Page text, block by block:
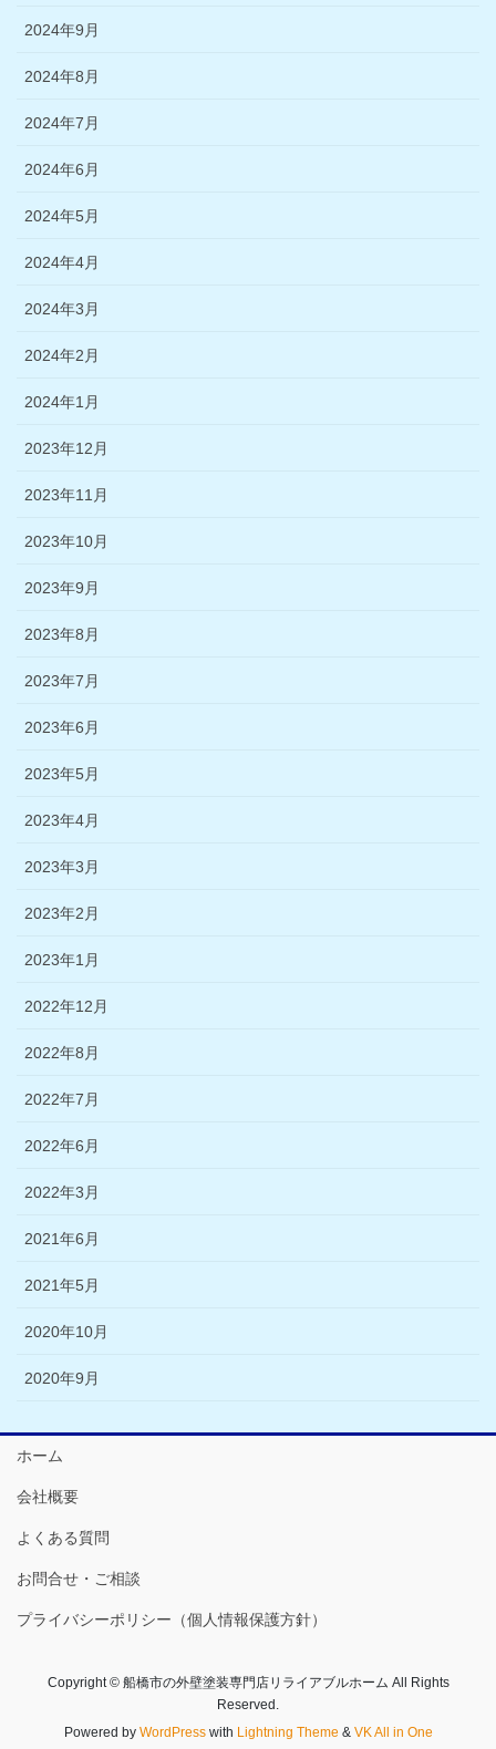
2024年9月
2024年8月
2024年7月
2024年6月
2024年5月
2024年4月
2024年3月
2024年2月
2024年1月
2023年12月
2023年11月
2023年10月
2023年9月
2023年8月
2023年7月
2023年6月
2023年5月
2023年4月
2023年3月
2023年2月
2023年1月
2022年12月
2022年8月
2022年7月
2022年6月
2022年3月
2021年6月
2021年5月
2020年10月
2020年9月
ホーム
会社概要
よくある質問
お問合せ・ご相談
プライバシーポリシー（個人情報保護方針）
Copyright © 船橋市の外壁塗装専門店リライアブルホーム All Rights
Reserved.
Powered by WordPresswith Lightning Theme & VK All in One